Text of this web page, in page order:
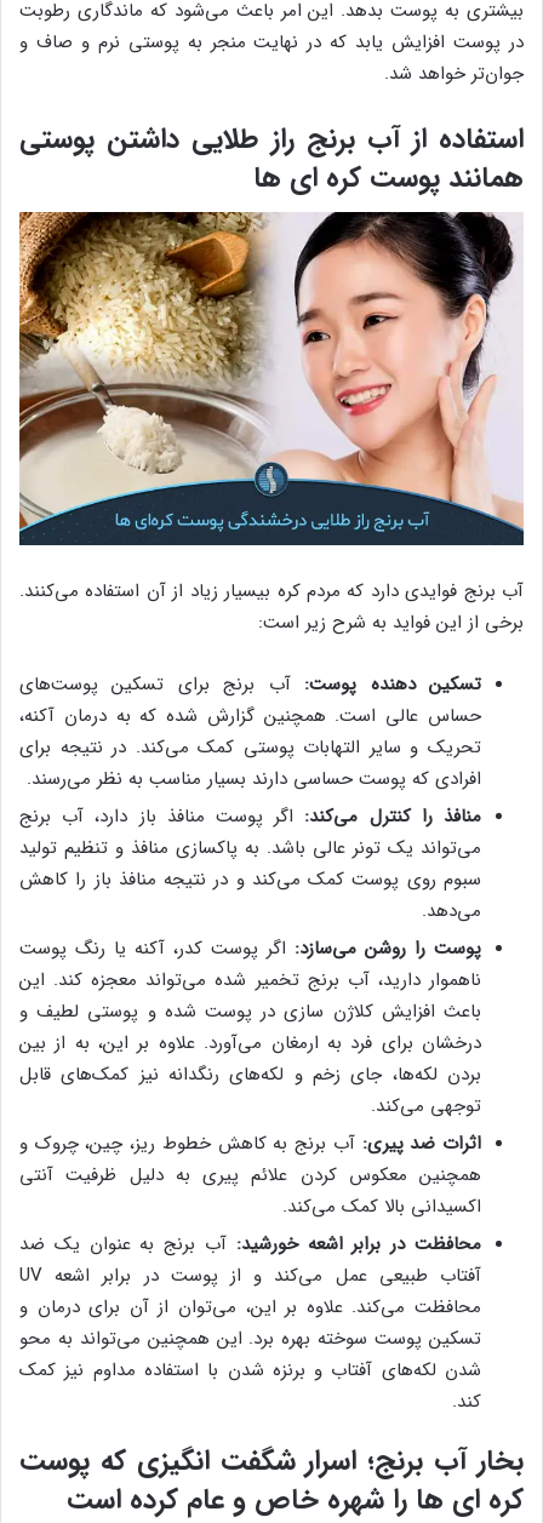
بیشتری به پوست بدهد. این امر باعث می‌شود که ماندگاری رطوبت
در پوست افزایش یابد که در نهایت منجر به پوستی نرم و صاف و
جوان‌تر خواهد شد.
استفاده از آب برنج راز طلایی داشتن پوستی
همانند پوست کره ای ها
آب برنج فوایدی دارد که مردم کره بیسیار زیاد از آن استفاده می‌کنند.
برخی از این فواید به شرح زیر است:
تسکین دهنده پوست: آب برنج برای تسکین پوست‌های
حساس عالی است. همچنین گزارش شده که به درمان آکنه،
تحریک و سایر التهابات پوستی کمک می‌کند. در نتیجه برای
افرادی که پوست حساسی دارند بسیار مناسب به نظر می‌رسند.
منافذ را کنترل می‌کند: اگر پوست منافذ باز دارد، آب برنج
می‌تواند یک تونر عالی باشد. به پاکسازی منافذ و تنظیم تولید
سبوم روی پوست کمک می‌کند و در نتیجه منافذ باز را کاهش
می‌دهد.
پوست را روشن می‌سازد: اگر پوست کدر، آکنه یا رنگ پوست
ناهموار دارید، آب برنج تخمیر شده می‌تواند معجزه کند. این
باعث افزایش کلاژن سازی در پوست شده و پوستی لطیف و
درخشان برای فرد به ارمغان می‌آورد. علاوه بر این، به از بین
بردن لکه‌ها، جای زخم و لکه‌های رنگدانه نیز کمک‌های قابل
توجهی می‌کند.
اثرات ضد پیری:آب برنج به کاهش خطوط ریز، چین، چروک و
همچنین معکوس کردن علائم پیری به دلیل ظرفیت آنتی
اکسیدانی بالا کمک می‌کند.
محافظت در برابر اشعه خورشید: آب برنج به عنوان یک ضد
آفتاب طبیعی عمل می‌کند و از پوست در برابر اشعه UV
محافظت می‌کند. علاوه بر این، می‌توان از آن برای درمان و
تسکین پوست سوخته بهره برد. این همچنین می‌تواند به محو
شدن لکه‌های آفتاب و برنزه شدن با استفاده مداوم نیز کمک
کند.
بخار آب برنج؛ اسرار شگفت انگیزی که پوست
کره ای ها را شهره خاص و عام کرده است